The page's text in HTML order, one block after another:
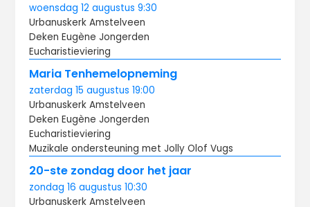
woensdag 12 augustus9:30
Urbanuskerk Amstelveen
Deken Eugène Jongerden
Eucharistieviering
Maria Tenhemelopneming
zaterdag 15 augustus19:00
Urbanuskerk Amstelveen
Deken Eugène Jongerden
Eucharistieviering
Muzikale ondersteuning met Jolly Olof Vugs
20-ste zondag door het jaar
zondag 16 augustus10:30
Urbanuskerk Amstelveen